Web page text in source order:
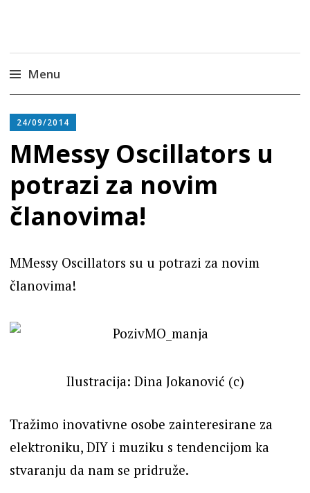
Radiona
Association for Development of 'do-it-yourself'
Menu
to
24/09/2014
MMessy Oscillators u
potrazi za novim
članovima!
MMessy Oscillators su u potrazi za novim
članovima!
Ilustracija: Dina Jokanović (c)
Tražimo inovativne osobe zainteresirane za
elektroniku, DIY i muziku s tendencijom ka
stvaranju da nam se pridruže.